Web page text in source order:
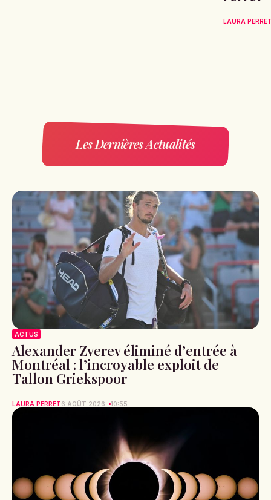
LAURA
Les Dernières Actualités
ACTUS
Alexander Zverev éliminé d’entrée à
Montréal : l’incroyable exploit de
Tallon Griekspoor
LAURA PERRET6 AOÛT 2026 10:55